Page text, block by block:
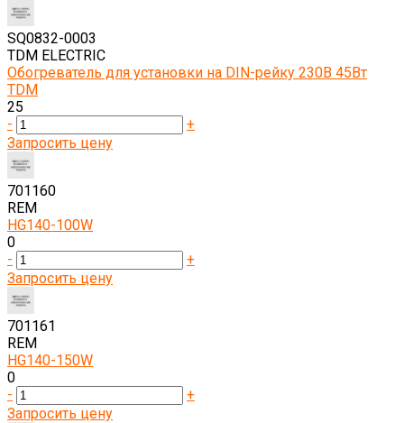
SQ0832-0003
TDM ELECTRIC
Обогреватель для установки на DIN-рейку 230В 45Вт
TDM
25
-
+
Запросить цену
701160
REM
HG140-100W
0
-
+
Запросить цену
701161
REM
HG140-150W
0
-
+
Запросить цену